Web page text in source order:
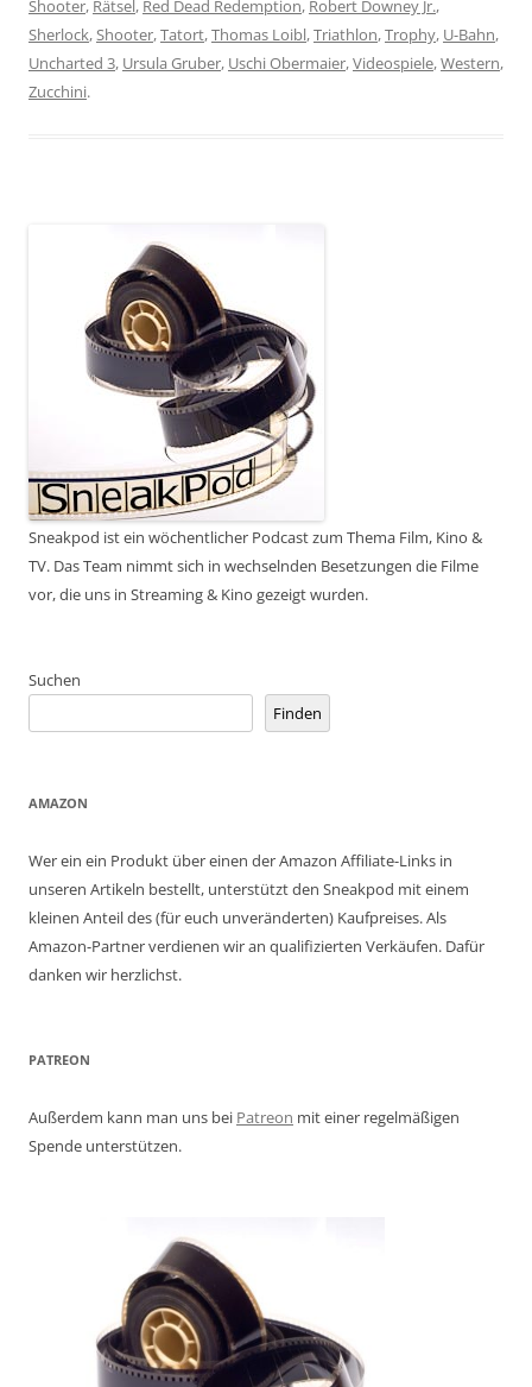
Shooter, Rätsel , Red Dead Redemption, Robert Downey Jr.,
Sherlock, Shooter,Tatort,Thomas Loibl,Triathlon,Trophy, U-Bahn,
Uncharted 3, Ursula Gruber, Uschi Obermaier,Videospiele,Western,
Zucchini.
Sneakpod ist ein wöchentlicher Podcast zum Thema Film, Kino &
TV. Das Team nimmt sich in wechselnden Besetzungen die Filme
vor, die uns in Streaming & Kino gezeigt wurden.
Suchen
Finden
AMAZON
Wer ein ein Produkt über einen der Amazon Affiliate-Links in
unseren Artikeln bestellt, unterstützt den Sneakpod mit einem
kleinen Anteil des (für euch unveränderten) Kaufpreises. Als
Amazon-Partner verdienen wir an qualifizierten Verkäufen. Dafür
danken wir herzlichst.
PATREON
Außerdem kann man uns bei Patreon mit einer regelmäßigen
Spende unterstützen.